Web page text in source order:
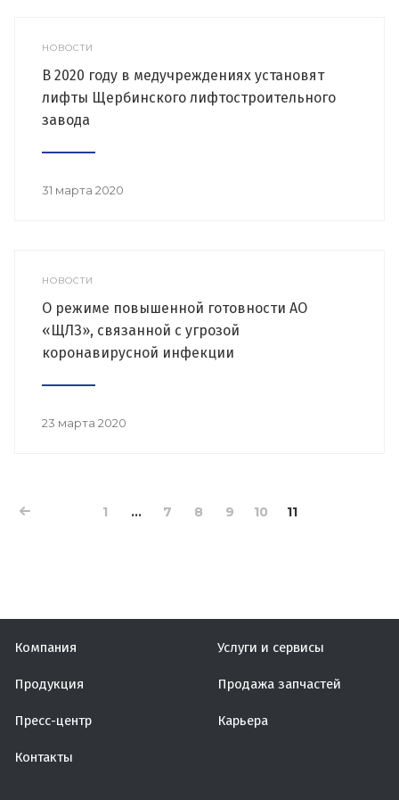
НОВОСТИ
В 2020 году в медучреждениях установят
лифты Щербинского лифтостроительного
завода
31 марта 2020
НОВОСТИ
О режиме повышенной готовности АО
«ЩЛЗ», связанной с угрозой
коронавирусной инфекции
23 марта 2020
1 ... 7 8 9 10 11
Компания Услуги и сервисы
Продукция Продажа запчастей
Пресс-центр Карьера
Контакты